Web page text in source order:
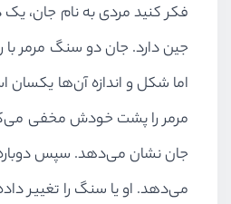
فکر کنید مردی به نام جان، یک
جین دارد. جان دو سنگ مرمر
اما شکل و اندازه آن‌ها
مرمر را پشت خودش مخفی
جان نشان می‌دهد. سپس دوباره
می‌دهد. او یا سنگ را تغییر